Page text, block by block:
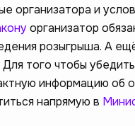
организатора и
организатор
розыгрыша. А
Для того чтобы
информацию об
напрямую в